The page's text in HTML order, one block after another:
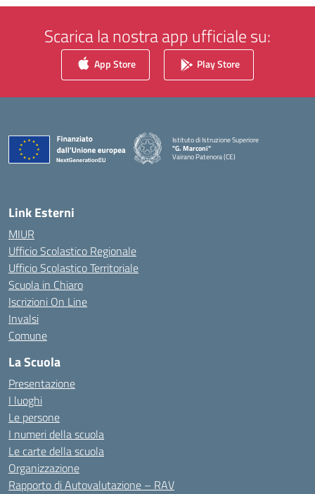
Scarica la nostra app ufficiale su:
App Store Play Store
Istituto di Istruzione Superiore
"G. Marconi"
Vairano Patenora (CE)
Link Esterni
MIUR
Ufficio Scolastico Regionale
Ufficio Scolastico Territoriale
Scuola in Chiaro
Iscrizioni On Line
Invalsi
Comune
La Scuola
Presentazione
I luoghi
Le persone
I numeri della scuola
Le carte della scuola
Organizzazione
Rapporto di Autovalutazione – RAV